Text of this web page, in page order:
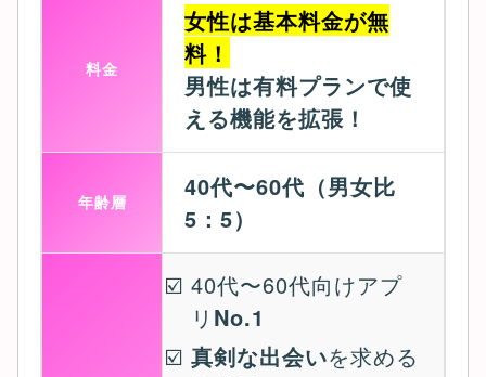
料金
女性は基本料金が無
料！
男性は有料プランで使
える機能を拡張！
年齢層
40代〜60代（男女比
5：5）
40代〜60代向けアプ
リ No.1
真剣な出会いを求める